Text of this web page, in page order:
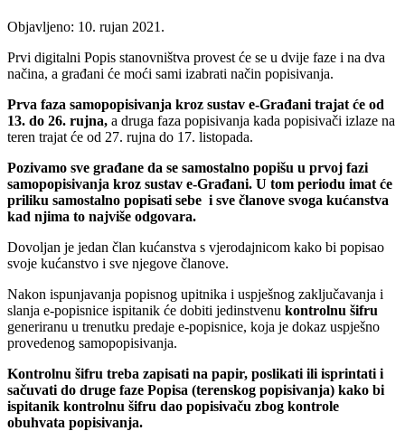
Objavljeno: 10. rujan 2021.
Prvi digitalni Popis stanovništva provest će se u dvije faze i na dva
načina, a građani će moći sami izabrati način popisivanja.
Prva faza samopopisivanja kroz sustav e-Građani trajat će od
13. do 26. rujna, a druga faza popisivanja kada popisivači izlaze na
teren trajat će od 27. rujna do 17. listopada.
Pozivamo sve građane da se samostalno popišu u prvoj fazi
samopopisivanja kroz sustav e-Građani. U tom periodu imat će
priliku samostalno popisati sebe i sve članove svoga kućanstva
kad njima to najviše odgovara.
Dovoljan je jedan član kućanstva s vjerodajnicom kako bi popisao
svoje kućanstvo i sve njegove članove.
Nakon ispunjavanja popisnog upitnika i uspješnog zaključavanja i
slanja e-popisnice ispitanik će dobiti jedinstvenu kontrolnu šifru
generiranu u trenutku predaje e-popisnice, koja je dokaz uspješno
provedenog samopopisivanja.
Kontrolnu šifru treba zapisati na papir, poslikati ili isprintati i
sačuvati do druge faze Popisa (terenskog popisivanja) kako bi
ispitanik kontrolnu šifru dao popisivaču zbog kontrole
obuhvata popisivanja.